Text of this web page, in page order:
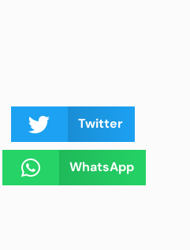
Twitter
WhatsApp